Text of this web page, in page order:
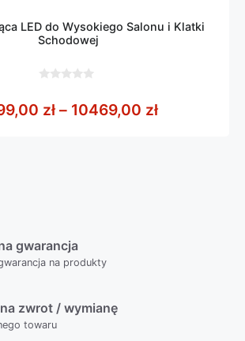
LED do Wysokiego Salonu i Klatki
Schodowej
5zł – 10469,00 złZakres
gwarancja
na produkty
zwrot / wymianę
towaru